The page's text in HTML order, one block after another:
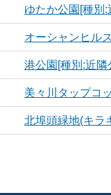
ゆたか公園[種別:
オーシャンヒル
港公園[種別:近隣
美々川タップコ
北埠頭緑地(キラ